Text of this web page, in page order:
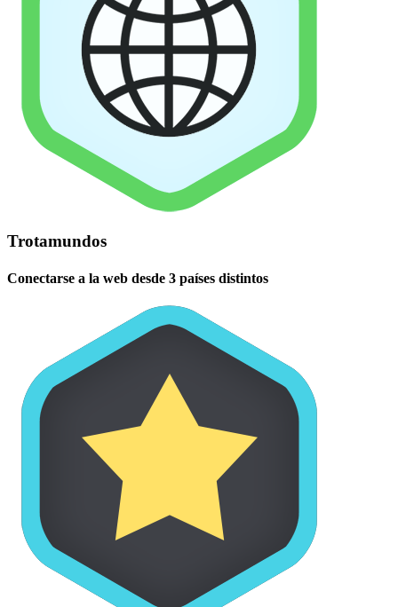
Trotamundos
Conectarse a la web desde 3 países distintos